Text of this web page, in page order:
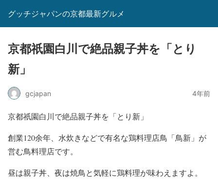
グッチジャパンの京都最新グルメ
京都祇園白川で絶品親子丼を「とり
新」
gcjapan 4年前
京都祇園白川で絶品親子丼を「とり新」
創業120余年、水炊きなどで有名な鶏料理店鳥「鳥新」が
営む鳥料理店です。
昼は親子丼、夜は焼鳥と気軽に鶏料理が味わえますよ。